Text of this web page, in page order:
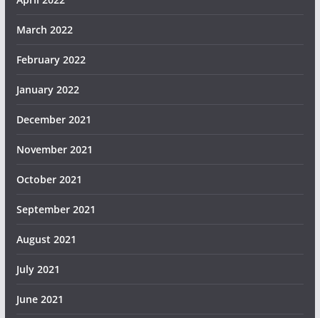
March 2022
February 2022
January 2022
December 2021
November 2021
October 2021
September 2021
August 2021
July 2021
June 2021